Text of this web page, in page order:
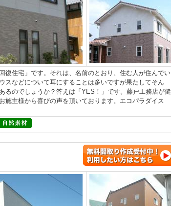
復住宅」です。それは、名前のとおり、住む人が住んでい
スなどについて耳にすることは多いですが果たしてそん
るのでしょうか？答えは「YES！」です。藤戸工務店が健
施主様から喜びの声を頂いております。エコパラダイス